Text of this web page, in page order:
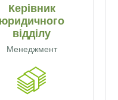
Керівник
юридичного
відділу
Менеджмент